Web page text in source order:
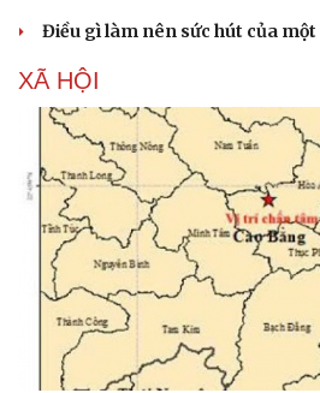
Điều gì làm nên sức hút của
XÃ HỘI